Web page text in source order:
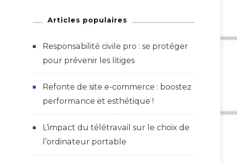
Articles populaires
Responsabilité civile pro : se protéger
pour prévenir les litiges
Refonte de site e-commerce : boostez
performance et esthétique !
L’impact du télétravail sur le choix de
l’ordinateur portable